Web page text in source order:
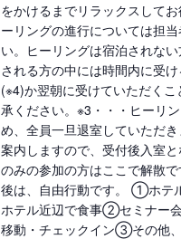
をかけるまでリラックスして
ーリングの進行については担
い。ヒーリングは宿泊されな
される方の中には時間内に受
(※4)か翌朝に受けていただく
承ください。※3・・・ヒーリ
め、全員一旦退室していただ
案内しますので、受付後入室
のみの参加の方はここで解散
後は、自由行動です。 ①ホテ
ホテル近辺で食事②セミナー
移動・チェックイン③その